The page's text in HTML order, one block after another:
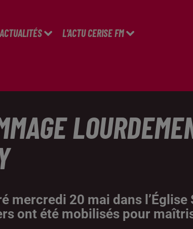
L'ACTU CERISE FM
mercredi 20 mai dans
ont été mobilisés pour